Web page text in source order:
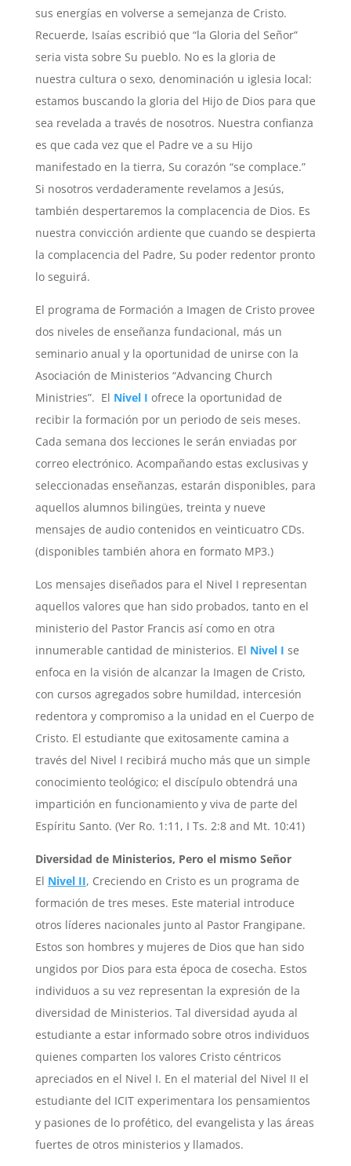
sus energías en volverse a semejanza de Cristo.
Recuerde, Isaías escribió que “la Gloria del Señor”
seria vista sobre Su pueblo. No es la gloria de
nuestra cultura o sexo, denominación u iglesia local:
estamos buscando la gloria del Hijo de Dios para que
sea revelada a través de nosotros. Nuestra confianza
es que cada vez que el Padre ve a su Hijo
manifestado en la tierra, Su corazón “se complace.”
Si nosotros verdaderamente revelamos a Jesús,
también despertaremos la complacencia de Dios. Es
nuestra convicción ardiente que cuando se despierta
la complacencia del Padre, Su poder redentor pronto
lo seguirá.
El programa de Formación a Imagen de Cristo provee
dos niveles de enseñanza fundacional, más un
seminario anual y la oportunidad de unirse con la
Asociación de Ministerios “Advancing Church
Ministries”. El Nivel I ofrece la oportunidad de
recibir la formación por un periodo de seis meses.
Cada semana dos lecciones le serán enviadas por
correo electrónico. Acompañando estas exclusivas y
seleccionadas enseñanzas, estarán disponibles, para
aquellos alumnos bilingües, treinta y nueve
mensajes de audio contenidos en veinticuatro CDs.
(disponibles también ahora en formato MP3.)
Los mensajes diseñados para el Nivel I representan
aquellos valores que han sido probados, tanto en el
ministerio del Pastor Francis así como en otra
innumerable cantidad de ministerios. El Nivel I se
enfoca en la visión de alcanzar la Imagen de Cristo,
con cursos agregados sobre humildad, intercesión
redentora y compromiso a la unidad en el Cuerpo de
Cristo. El estudiante que exitosamente camina a
través del Nivel I recibirá mucho más que un simple
conocimiento teológico; el discípulo obtendrá una
impartición en funcionamiento y viva de parte del
Espíritu Santo. (Ver Ro. 1:11, I Ts. 2:8 and Mt. 10:41)
Diversidad de Ministerios, Pero el mismo Señor
El Nivel II, Creciendo en Cristo es un programa de
formación de tres meses. Este material introduce
otros líderes nacionales junto al Pastor Frangipane.
Estos son hombres y mujeres de Dios que han sido
ungidos por Dios para esta época de cosecha. Estos
individuos a su vez representan la expresión de la
diversidad de Ministerios. Tal diversidad ayuda al
estudiante a estar informado sobre otros individuos
quienes comparten los valores Cristo céntricos
apreciados en el Nivel I. En el material del Nivel II el
estudiante del ICIT experimentara los pensamientos
y pasiones de lo profético, del evangelista y las áreas
fuertes de otros ministerios y llamados.